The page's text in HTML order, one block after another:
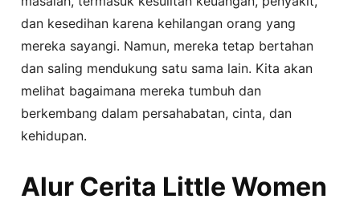
dan kesedihan karena kehilangan orang yang
mereka sayangi. Namun, mereka tetap bertahan
dan saling mendukung satu sama lain. Kita akan
melihat bagaimana mereka tumbuh dan
berkembang dalam persahabatan, cinta, dan
kehidupan.
Alur Cerita Little Women